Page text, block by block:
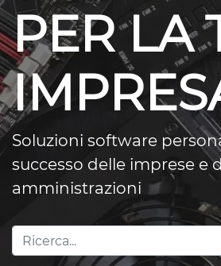
PER LA
Soluzioni software
successo delle imprese e
amministrazioni